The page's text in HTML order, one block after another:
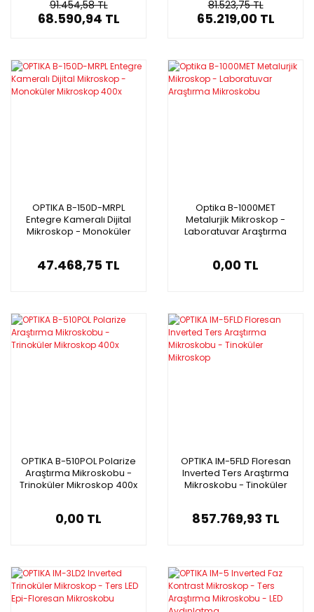
91.454,58 TL
68.590,94 TL
81.523,75 TL
65.219,00 TL
OPTIKA B-150D-MRPL
Entegre Kameralı Dijital
Mikroskop - Monoküler
47.468,75 TL
Optika B-1000MET
Metalurjik Mikroskop -
Laboratuvar Araştırma
0,00 TL
OPTIKA B-510POL Polarize
Araştırma Mikroskobu -
Trinoküler Mikroskop 400x
0,00 TL
OPTIKA IM-5FLD Floresan
Inverted Ters Araştırma
Mikroskobu - Tinoküler
857.769,93 TL